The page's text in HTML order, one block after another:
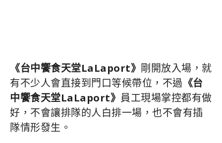
《台中饗食天堂LaLaport》 剛開放入場，就
有不少人會直接到門口等候帶位，不過 《台
中饗食天堂LaLaport》 員工現場掌控都有做
好，不會讓排隊的人白排一場，也不會有插
隊情形發生。